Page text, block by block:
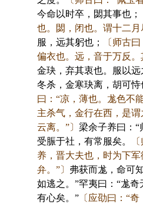
今命以时卒，閟其事也；
也。閟，闭也。谓十二月
服，远其躬也；
〔师古
偏衣也。远，音于万反。
金玦，弃其衷也。服以
冬杀，金寒玦离，胡可恃
曰：“凉，薄也。尨色不
主杀气，金行在西，是
云离。”〕 梁余子养曰：“
受脤于社，有常服矣。
养，晋大夫也，时为下
弁。”〕 弗获而尨，命可
如逃之。”罕夷曰：“尨
有心矣。”〔应劭曰：“奇